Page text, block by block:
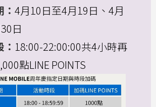
4月10日至4月19日、4月
日
18:00-22:00:00共4小時再
點LINE POINTS